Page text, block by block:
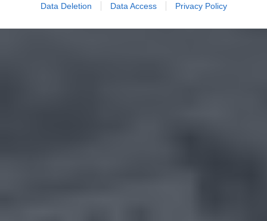
Data Deletion Data Access Privacy Policy